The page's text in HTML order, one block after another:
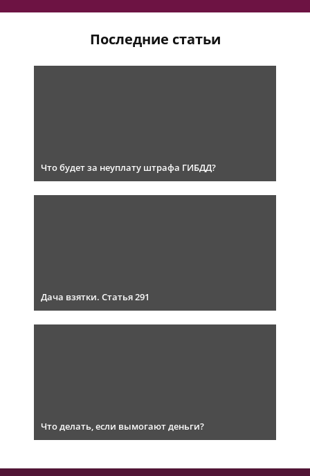
Последние статьи
Что будет за неуплату штрафа ГИБДД?
Дача взятки. Статья 291
Что делать, если вымогают деньги?